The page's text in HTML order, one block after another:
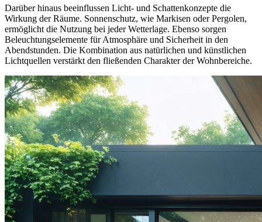
Darüber hinaus beeinflussen Licht- und Schattenkonzepte die
Wirkung der Räume. Sonnenschutz, wie Markisen oder Pergolen,
ermöglicht die Nutzung bei jeder Wetterlage. Ebenso sorgen
Beleuchtungselemente für Atmosphäre und Sicherheit in den
Abendstunden. Die Kombination aus natürlichen und künstlichen
Lichtquellen verstärkt den fließenden Charakter der Wohnbereiche.